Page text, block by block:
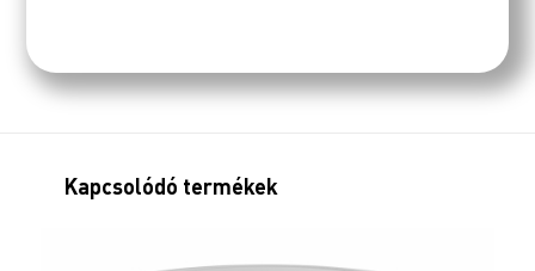
Kapcsolódó termékek